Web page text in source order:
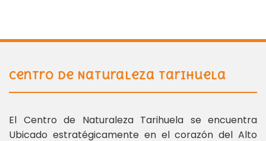
Centro de Naturaleza Tarihuela
El Centro de Naturaleza Tarihuela se encuentra
Ubicado estratégicamente en el corazón del Alto